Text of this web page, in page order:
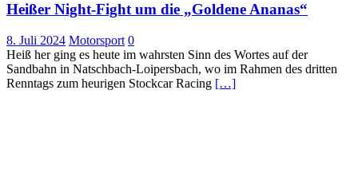
Heißer Night-Fight um die „Goldene Ananas“
8. Juli 2024 Motorsport 0
Heiß her ging es heute im wahrsten Sinn des Wortes auf der
Sandbahn in Natschbach-Loipersbach, wo im Rahmen des dritten
Renntags zum heurigen Stockcar Racing […]